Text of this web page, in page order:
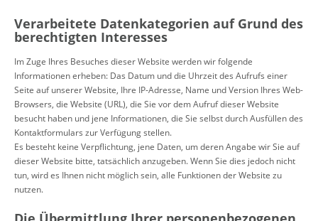
Verarbeitete Datenkategorien auf Grund des
berechtigten Interesses
Im Zuge Ihres Besuches dieser Website werden wir folgende
Informationen erheben: Das Datum und die Uhrzeit des Aufrufs einer
Seite auf unserer Website, Ihre IP-Adresse, Name und Version Ihres Web-
Browsers, die Website (URL), die Sie vor dem Aufruf dieser Website
besucht haben und jene Informationen, die Sie selbst durch Ausfüllen des
Kontaktformulars zur Verfügung stellen.
Es besteht keine Verpflichtung, jene Daten, um deren Angabe wir Sie auf
dieser Website bitte, tatsächlich anzugeben. Wenn Sie dies jedoch nicht
tun, wird es Ihnen nicht möglich sein, alle Funktionen der Website zu
nutzen.